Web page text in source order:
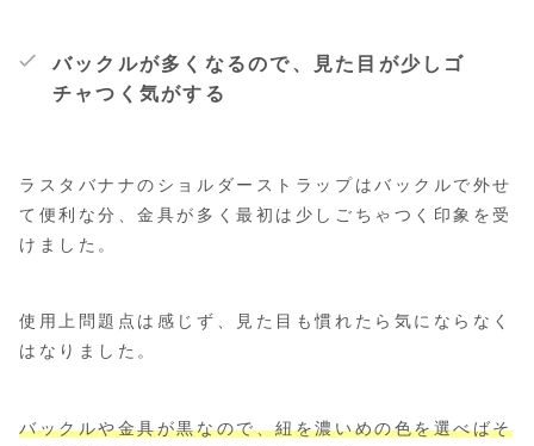
バックルが多くなるので、見た目が少しゴ
チャつく気がする
ラスタバナナのショルダーストラップはバックルで外せ
て便利な分、金具が多く最初は少しごちゃつく印象を受
けました。
使用上問題点は感じず、見た目も慣れたら気にならなく
はなりました。
バックルや金具が黒なので、紐を濃いめの色を選べばそ